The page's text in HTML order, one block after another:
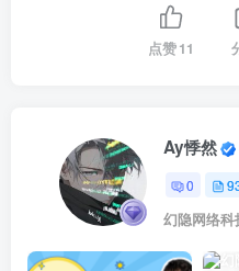
点赞11
Ay悸然
0
幻隐网络